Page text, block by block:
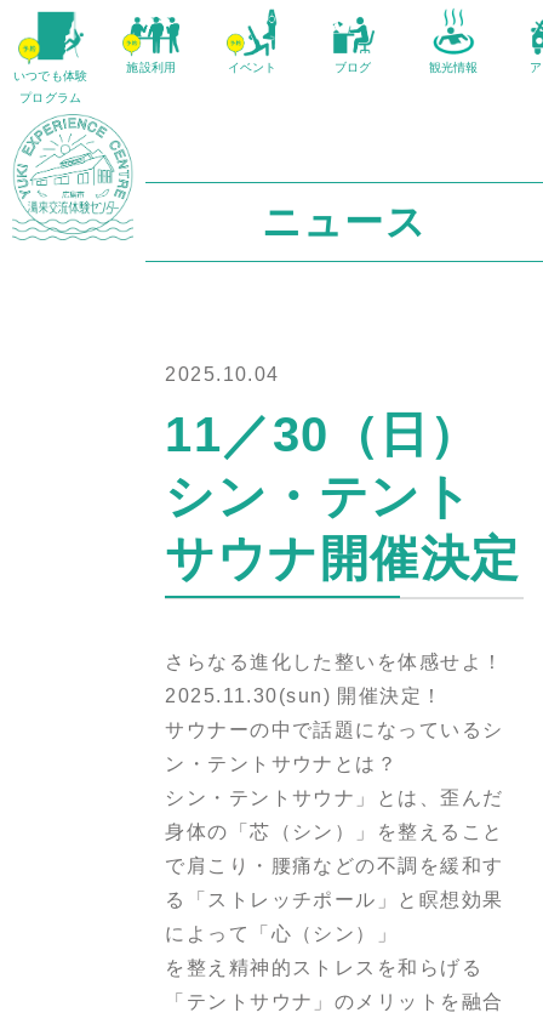
いつでも体験
プログラム
施設利用 イベント ブログ 観光情報
ニュース
2025.10.04
11／30（日）
シン・テント
サウナ開催決定
さらなる進化した整いを体感せよ！
2025.11.30(sun) 開催決定！
サウナーの中で話題になっているシ
ン・テントサウナとは？
シン・テントサウナ」とは、歪んだ
身体の「芯（シン）」を整えること
で肩こり・腰痛などの不調を緩和す
る「ストレッチポール」と瞑想効果
によって「心（シン）」
を整え精神的ストレスを和らげる
「テントサウナ」のメリットを融合